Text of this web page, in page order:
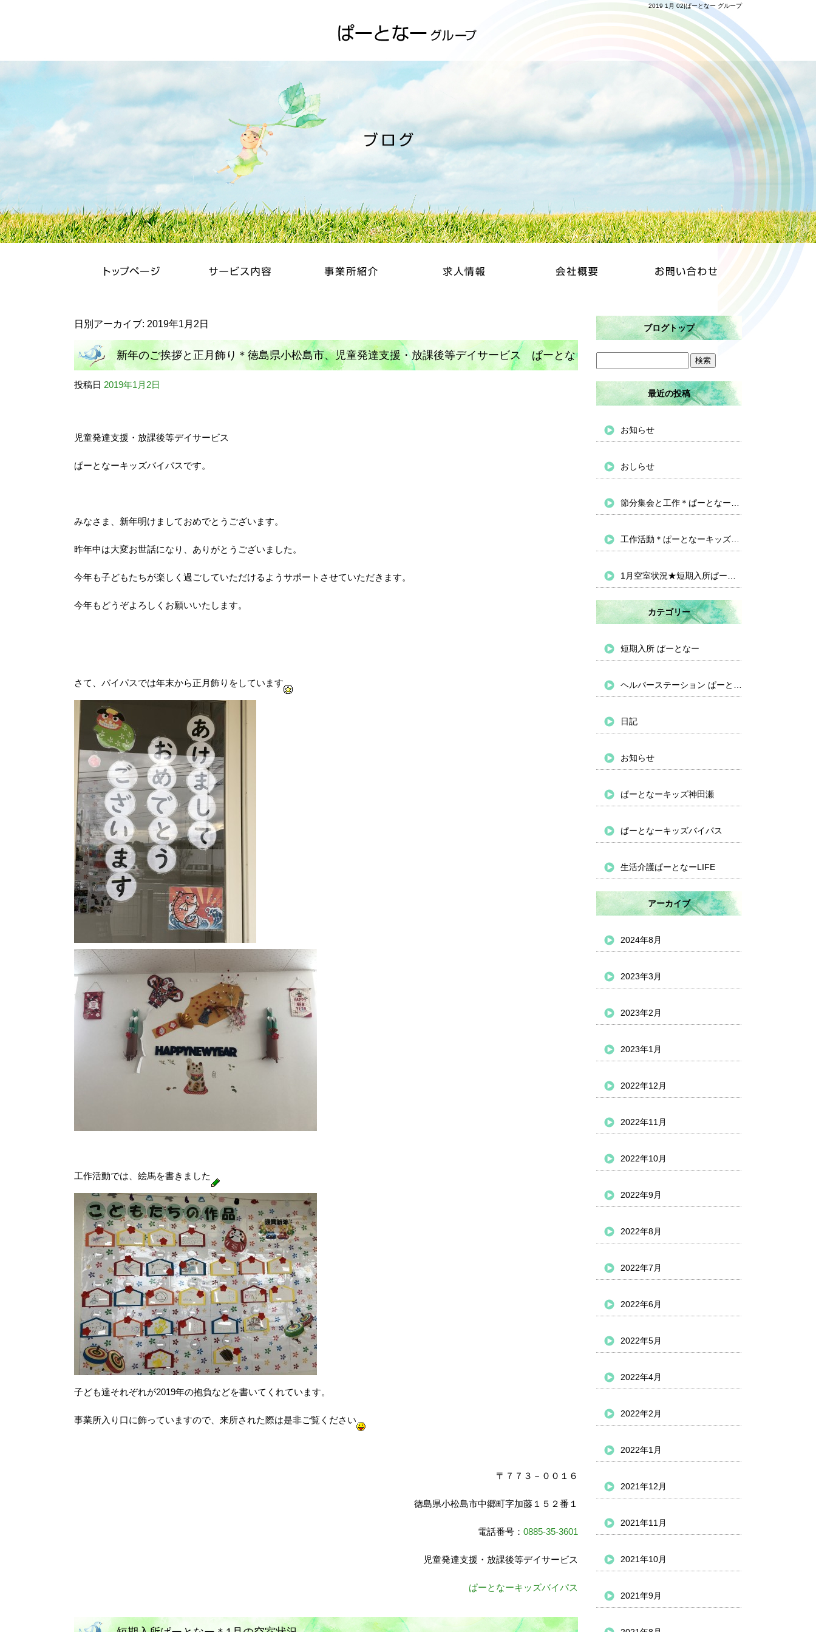
2019 1月 02|ぱーとなー グループ
日別アーカイブ: 2019年1月2日
新年のご挨拶と正月飾り＊徳島県小松島市、児童発達支援・放課後等デイサービス ぱーとな
ーキッズバイパス
投稿日 2019年1月2日
児童発達支援・放課後等デイサービス
ぱーとなーキッズバイパスです。
みなさま、新年明けましておめでとうございます。
昨年中は大変お世話になり、ありがとうございました。
今年も子どもたちが楽しく過ごしていただけるようサポートさせていただきます。
今年もどうぞよろしくお願いいたします。
さて、バイパスでは年末から正月飾りをしています
工作活動では、絵馬を書きました
子ども達それぞれが2019年の抱負などを書いてくれています。
事業所入り口に飾っていますので、来所された際は是非ご覧ください
〒７７３－００１６
徳島県小松島市中郷町字加藤１５２番１
電話番号： 0885-35-3601
児童発達支援・放課後等デイサービス
ぱーとなーキッズバイパス
ブログトップ
最近の投稿
お知らせ
おしらせ
カテゴリー
短期入所 ぱーとなー
日記
お知らせ
ぱーとなーキッズ神田瀬
ぱーとなーキッズバイパス
生活介護ぱーとなーLIFE
アーカイブ
2024年8月
2023年3月
2023年2月
2023年1月
2022年12月
2022年11月
2022年10月
2022年9月
2022年8月
2022年7月
2022年6月
2022年5月
2022年4月
2022年2月
2022年1月
2021年12月
2021年11月
2021年10月
2021年9月